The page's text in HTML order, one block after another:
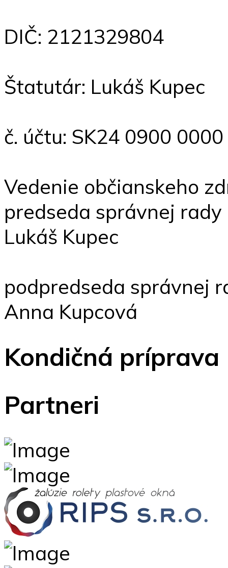
DIČ:
Štatutár:
č. účtu: SK24 0900
Vedenie občianskeho
predseda správnej rady
Lukáš Kupec
podpredseda správnej
Anna Kupcová
Kondičná príprava
Partneri